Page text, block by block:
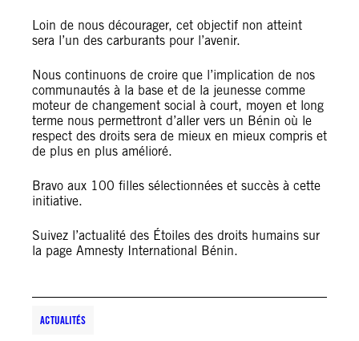
Loin de nous décourager, cet objectif non atteint
sera l’un des carburants pour l’avenir.
Nous continuons de croire que l’implication de nos
communautés à la base et de la jeunesse comme
moteur de changement social à court, moyen et long
terme nous permettront d’aller vers un Bénin où le
respect des droits sera de mieux en mieux compris et
de plus en plus amélioré.
Bravo aux 100 filles sélectionnées et succès à cette
initiative.
Suivez l’actualité des Étoiles des droits humains sur
la page Amnesty International Bénin.
ACTUALITÉS